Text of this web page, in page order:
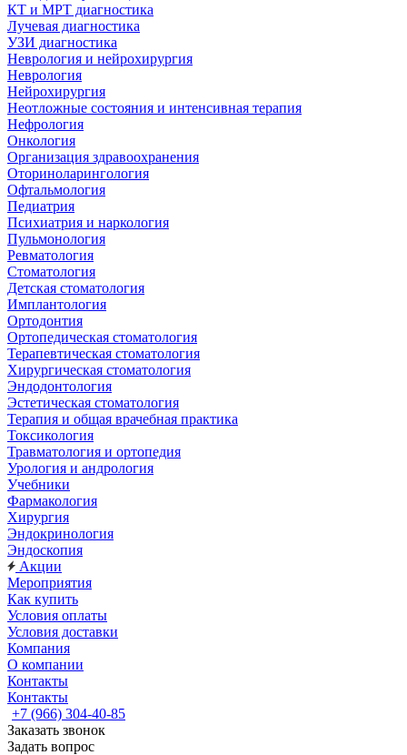
КТ и МРТ диагностика
Лучевая диагностика
УЗИ диагностика
Неврология и нейрохирургия
Неврология
Нейрохирургия
Неотложные состояния и интенсивная терапия
Нефрология
Онкология
Организация здравоохранения
Оториноларингология
Офтальмология
Педиатрия
Психиатрия и наркология
Пульмонология
Ревматология
Стоматология
Детская стоматология
Имплантология
Ортодонтия
Ортопедическая стоматология
Терапевтическая стоматология
Хирургическая стоматология
Эндодонтология
Эстетическая стоматология
Терапия и общая врачебная практика
Токсикология
Травматология и ортопедия
Урология и андрология
Учебники
Фармакология
Хирургия
Эндокринология
Эндоскопия
Акции
Мероприятия
Как купить
Условия оплаты
Условия доставки
Компания
О компании
Контакты
Контакты
+7 (966) 304-40-85
Заказать звонок
Задать вопрос